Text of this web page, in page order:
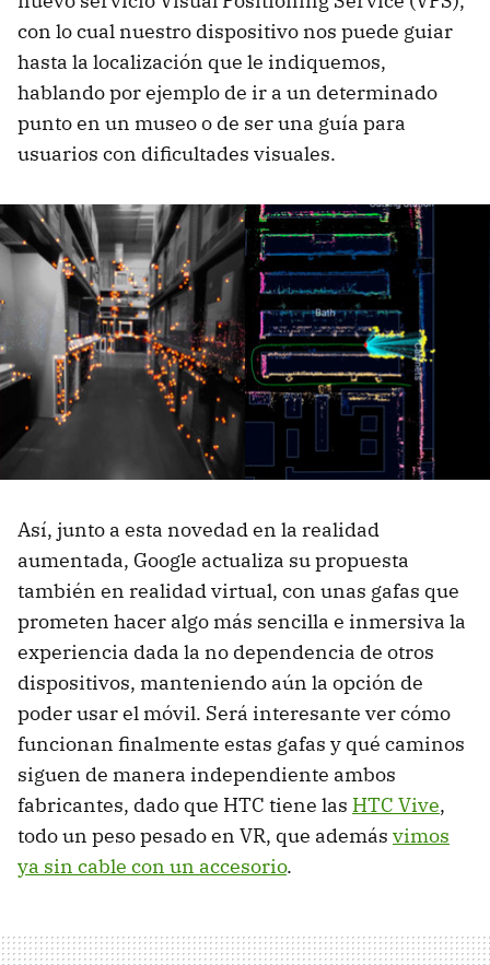
con lo cual nuestro dispositivo nos puede guiar
hasta la localización que le indiquemos,
hablando por ejemplo de ir a un determinado
punto en un museo o de ser una guía para
usuarios con dificultades visuales.
Así, junto a esta novedad en la realidad
aumentada, Google actualiza su propuesta
también en realidad virtual, con unas gafas que
prometen hacer algo más sencilla e inmersiva la
experiencia dada la no dependencia de otros
dispositivos, manteniendo aún la opción de
poder usar el móvil. Será interesante ver cómo
funcionan finalmente estas gafas y qué caminos
siguen de manera independiente ambos
fabricantes, dado que HTC tiene las HTC Vive,
todo un peso pesado en VR, que además vimos
ya sin cable con un accesorio.